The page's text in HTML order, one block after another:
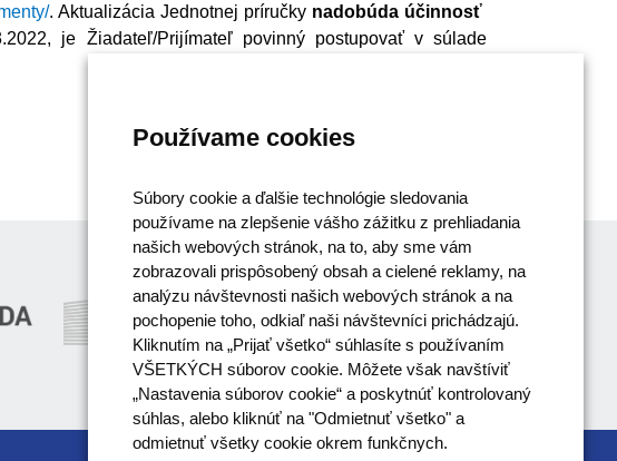
. Aktualizácia Jednotnej príručky nadobúda účinnosť
je Žiadateľ/Prijímateľ povinný postupovať v súlade
Používame cookies
Súbory cookie a ďalšie technológie sledovania
používame na zlepšenie vášho zážitku z prehliadania
našich webových stránok, na to, aby sme vám
zobrazovali prispôsobený obsah a cielené reklamy, na
analýzu návštevnosti našich webových stránok a na
pochopenie toho, odkiaľ naši návštevníci prichádzajú.
Kliknutím na „Prijať všetko“ súhlasíte s používaním
VŠETKÝCH súborov cookie. Môžete však navštíviť
„Nastavenia súborov cookie“ a poskytnúť kontrolovaný
súhlas, alebo kliknúť na "Odmietnuť všetko" a
odmietnuť všetky cookie okrem funkčnych.